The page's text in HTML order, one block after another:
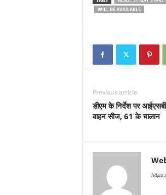
WILL BE AVAILABLE
Previous article
डीएम के निर्देश पर
वाहन सीज, 61 के चालान